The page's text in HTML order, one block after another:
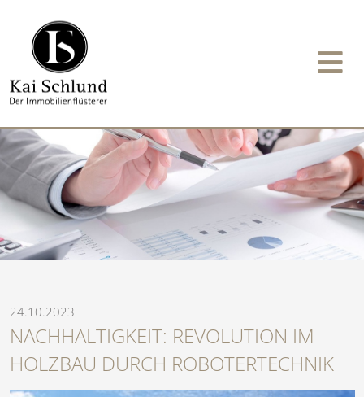
24.10.2023
NACHHALTIGKEIT: REVOLUTION IM
HOLZBAU DURCH ROBOTERTECHNIK